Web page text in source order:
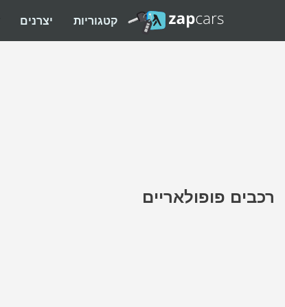
קטגוריות יצרנים
רכבים פופולאריים